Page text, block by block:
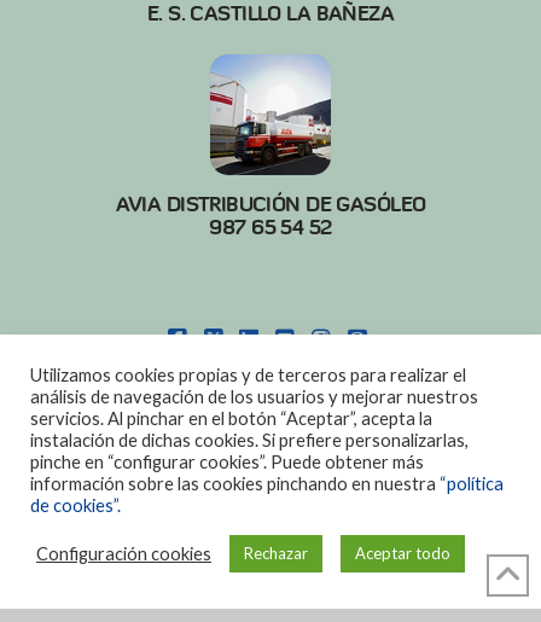
E. S. CASTILLO LA BAÑEZA
AVIA DISTRIBUCIÓN DE GASÓLEO
987 65 54 52
POLITICA DE COOKIES|AVISO LEGAL
DISEÑO: DIAN SISTEMAS
Utilizamos cookies propias y de terceros para realizar el
análisis de navegación de los usuarios y mejorar nuestros
servicios. Al pinchar en el botón “Aceptar”, acepta la
instalación de dichas cookies. Si prefiere personalizarlas,
pinche en “configurar cookies”. Puede obtener más
información sobre las cookies pinchando en nuestra “política
de cookies”.
Configuración cookies Rechazar Aceptar todo